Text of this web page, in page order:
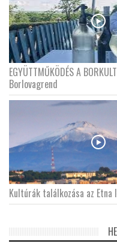
EGYÜTTMŰKÖDÉS A
Borlovagrend
Kultúrák találkozása az Etna